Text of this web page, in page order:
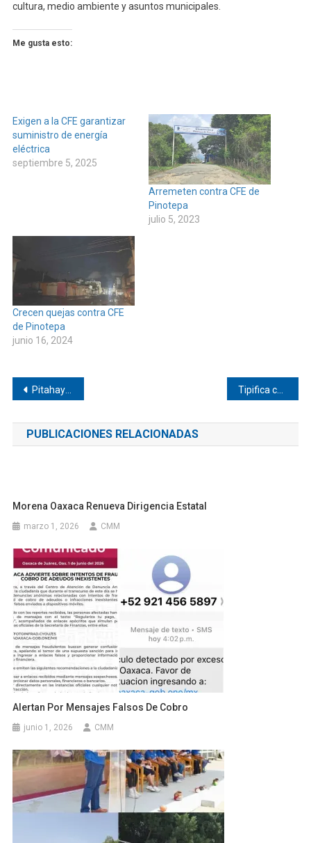
cultura, medio ambiente y asuntos municipales.
Me gusta esto:
Exigen a la CFE garantizar
suministro de energía
eléctrica
septiembre 5, 2025
Arremeten contra CFE de
Pinotepa
julio 5, 2023
Crecen quejas contra CFE
de Pinotepa
junio 16, 2024
Navegación
de
entradas
Pitahaya mejorada, nueva opción de negocio en la Costa Tipifica como delito el reclutamiento forzado de menores en videojuegos y redes sociales
PUBLICACIONES RELACIONADAS
Morena Oaxaca Renueva Dirigencia Estatal
marzo 1, 2026 CMM
Alertan Por Mensajes Falsos De Cobro
junio 1, 2026 CMM